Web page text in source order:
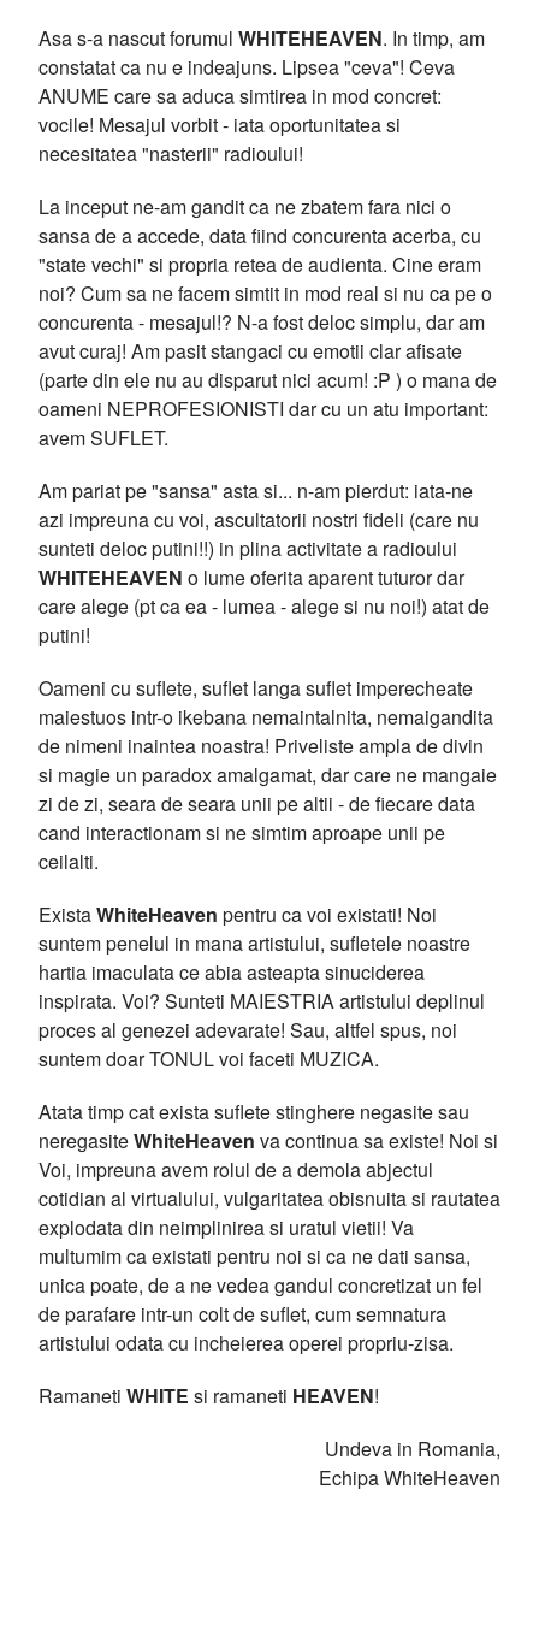
Asa s-a nascut forumul WHITEHEAVEN. In timp, am
constatat ca nu e indeajuns. Lipsea "ceva"! Ceva
ANUME care sa aduca simtirea in mod concret:
vocile! Mesajul vorbit - iata oportunitatea si
necesitatea "nasterii" radioului!
La inceput ne-am gandit ca ne zbatem fara nici o
sansa de a accede, data fiind concurenta acerba, cu
"state vechi" si propria retea de audienta. Cine eram
noi? Cum sa ne facem simtit in mod real si nu ca pe o
concurenta - mesajul!? N-a fost deloc simplu, dar am
avut curaj! Am pasit stangaci cu emotii clar afisate
(parte din ele nu au disparut nici acum! :P ) o mana de
oameni NEPROFESIONISTI dar cu un atu important:
avem SUFLET.
Am pariat pe "sansa" asta si... n-am pierdut: iata-ne
azi impreuna cu voi, ascultatorii nostri fideli (care nu
sunteti deloc putini!!) in plina activitate a radioului
WHITEHEAVEN o lume oferita aparent tuturor dar
care alege (pt ca ea - lumea - alege si nu noi!) atat de
putini!
Oameni cu suflete, suflet langa suflet imperecheate
maiestuos intr-o ikebana nemaintalnita, nemaigandita
de nimeni inaintea noastra! Priveliste ampla de divin
si magie un paradox amalgamat, dar care ne mangaie
zi de zi, seara de seara unii pe altii - de fiecare data
cand interactionam si ne simtim aproape unii pe
ceilalti.
ExistaWhiteHeaven pentru ca voi existati! Noi
suntem penelul in mana artistului, sufletele noastre
hartia imaculata ce abia asteapta sinuciderea
inspirata. Voi? Sunteti MAIESTRIA artistului deplinul
proces al genezei adevarate! Sau, altfel spus, noi
suntem doar TONUL voi faceti MUZICA.
Atata timp cat exista suflete stinghere negasite sau
neregasiteWhiteHeaven va continua sa existe! Noi si
Voi, impreuna avem rolul de a demola abjectul
cotidian al virtualului, vulgaritatea obisnuita si rautatea
explodata din neimplinirea si uratul vietii! Va
multumim ca existati pentru noi si ca ne dati sansa,
unica poate, de a ne vedea gandul concretizat un fel
de parafare intr-un colt de suflet, cum semnatura
artistului odata cu incheierea operei propriu-zisa.
Ramaneti WHITE si ramaneti HEAVEN!
Undeva in Romania,
Echipa WhiteHeaven